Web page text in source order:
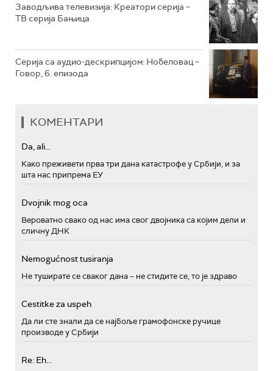
Заводљива телевизија: Креатори серија –
ТВ серија Бањица
Серија са аудио-дескрипцијом: Нобеловац –
Говор, 6. епизода
КОМЕНТАРИ
Da, ali...
Како преживети прва три дана катастрофе у Србији, и за
шта нас припрема ЕУ
Dvojnik mog oca
Вероватно свако од нас има свог двојника са којим дели и
сличну ДНК
Nemogućnost tusiranja
Не туширате се сваког дана – не стидите се, то је здраво
Cestitke za uspeh
Да ли сте знали да се најбоље грамофонске ручице
производе у Србији
Re: Eh...